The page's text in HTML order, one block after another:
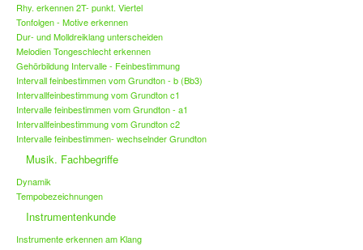
Rhy. erkennen 2T- punkt. Viertel
Tonfolgen - Motive erkennen
Dur- und Molldreiklang unterscheiden
Melodien Tongeschlecht erkennen
Gehörbildung Intervalle - Feinbestimmung
Intervall feinbestimmen vom Grundton - b (Bb3)
Intervallfeinbestimmung vom Grundton c1
Intervalle feinbestimmen vom Grundton - a1
Intervallfeinbestimmung vom Grundton c2
Intervalle feinbestimmen- wechselnder Grundton
Musik. Fachbegriffe
Dynamik
Tempobezeichnungen
Instrumentenkunde
Instrumente erkennen am Klang